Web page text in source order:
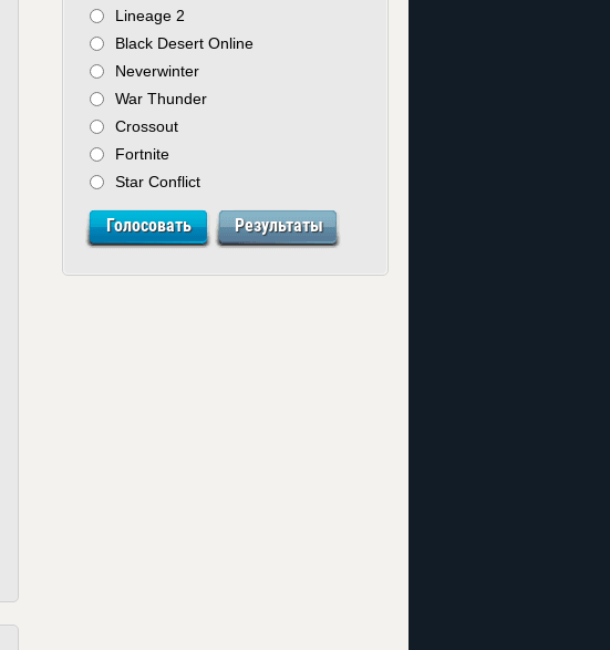
Lineage 2
Black Desert Online
Neverwinter
War Thunder
Crossout
Fortnite
Star Conflict